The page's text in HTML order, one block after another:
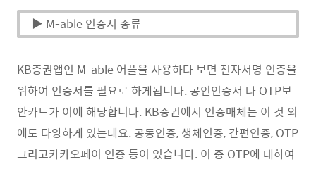
▶ M-able 인증서 종류
KB증권앱인 M-able 어플을 사용하다 보면 전자서명 인증을
위하여 인증서를 필요로 하게됩니다. 공인인증서 나 OTP보
안카드가 이에 해당합니다. KB증권에서 인증매체는 이 것 외
에도 다양하게 있는데요. 공동인증, 생체인증, 간편인증, OTP
그리고카카오페이 인증 등이 있습니다. 이 중 OTP에 대하여